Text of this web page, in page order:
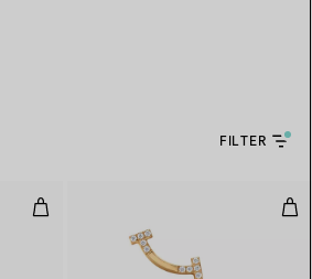
FILTER
Wire Ring mit Diamanten in